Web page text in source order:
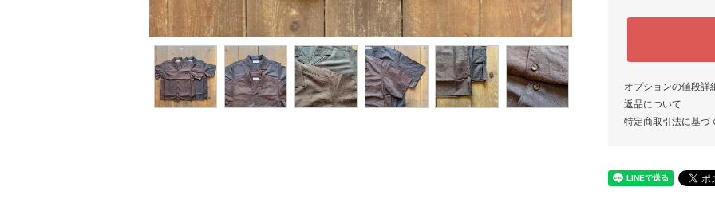
オプションの値段詳
返品について
特定商取引法に基づ